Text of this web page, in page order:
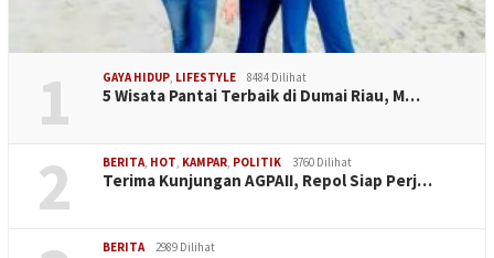
1 GAYA HIDUP LIFESTYLE 8484 Dilihat
5 Wisata Pantai Terbaik di Dumai Riau, M…
2 BERITA HOT KAMPAR POLITIK 3760 Dilihat
Terima Kunjungan AGPAII, Repol Siap Perj…
BERITA 2989 Dilihat